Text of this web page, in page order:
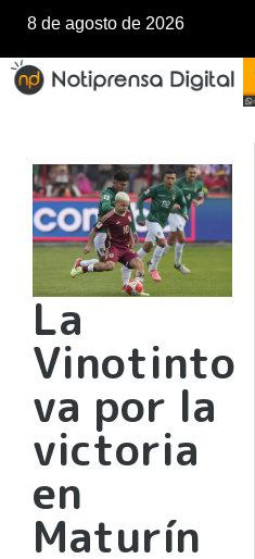
8 de agosto de 2026
La
Vinotinto
va por la
victoria
en
Maturín